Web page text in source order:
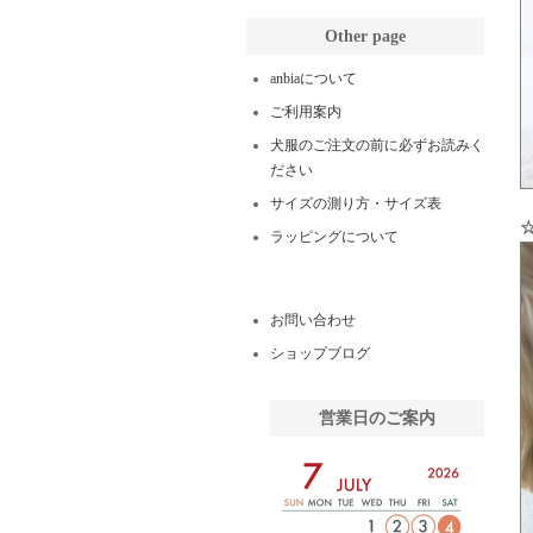
☆
Other page
anbiaについて
ご利用案内
犬服のご注文の前に必ずお読みく
ださい
サイズの測り方・サイズ表
ラッピングについて
お問い合わせ
ショップブログ
営業日のご案内